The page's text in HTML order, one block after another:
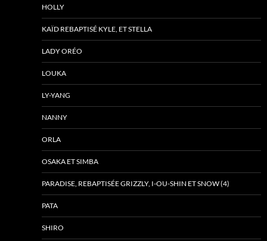
HOLLY
KAÏD REBAPTISÉ KYLE, ET STELLA
LADY ORÉO
LOUKA
LY-YANG
NANNY
ORLA
OSAKA ET SIMBA
PARADISE, REBAPTISÉE GRIZZLY, I-OU-SHIN ET SNOW (4)
PATA
SHIRO